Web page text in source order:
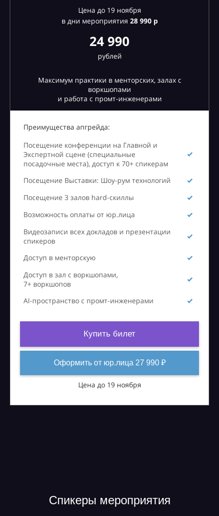
Цена до 19 ноября
в дни мероприятия 28990 р
24 990
рублей
Максимум практики в менторских, залах с
воркшопами
и работа с промт-инженерами
Преимущества апгрейда:
Посещение конференции на Главной и
Экспертной сцене (специальные
посадочные места), доступ к 70+ спикерам
Посещение Выставки: Шоу-рум технологий
Посещение 3 залов hard-скиллы
Возможность оплаты от юр.лица
Видеозаписи всех докладов и презентации
спикеров
Доступ в менторскую
Доступ в зал с воркшопами,
7+ воркшопов
AI-пространство с промт-инженерами
Купить билет
Оформить от юр.лица 27 990 ₽
Цена до 19 ноября
Спикеры мероприятия